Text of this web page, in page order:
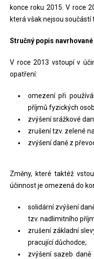
konce roku 2015. V roce
která však nejsou součástí
Stručný popis navrhované
V roce 2013 vstoupí v
opatření:
omezení při
příjmů fyzických
zvýšení srážkové
zrušení tzv. zelené
zvýšení daně z
Změny, které taktéž
účinnost je omezená do
solidární zvýšení
tzv. nadlimitního
zrušení základní
pracující důchodce;
zvýšení sazeb